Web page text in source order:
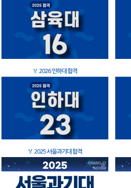
🏅 2026 인하대 합격
🏅 2025 서울과기대 합격